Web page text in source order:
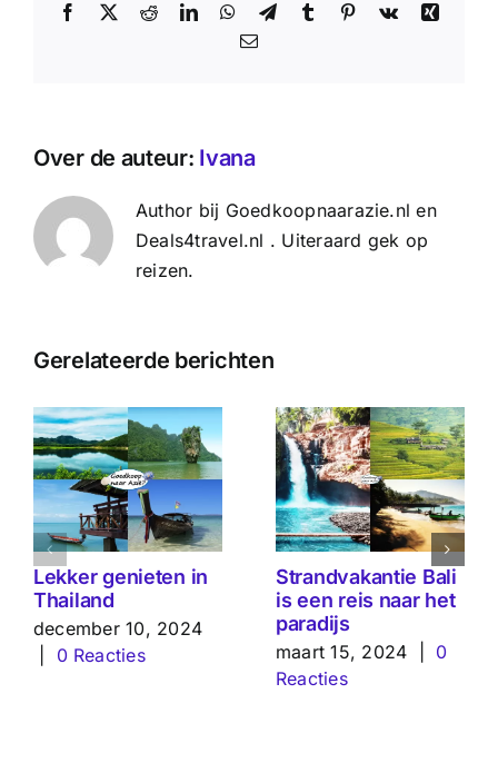
Facebook
X RedditLinkedInWhatsApp
TelegramTumblr Pinterest
Vk
Xing
E-
Over de auteur: Ivana
Author bij Goedkoopnaarazie.nl en
Deals4travel.nl . Uiteraard gek op
reizen.
Gerelateerde berichten
Lekker genieten in
Thailand
december 10, 2024
0 Reacties
Strandvakantie Bali
is een reis naar het
paradijs
maart 15, 2024
0
Reacties